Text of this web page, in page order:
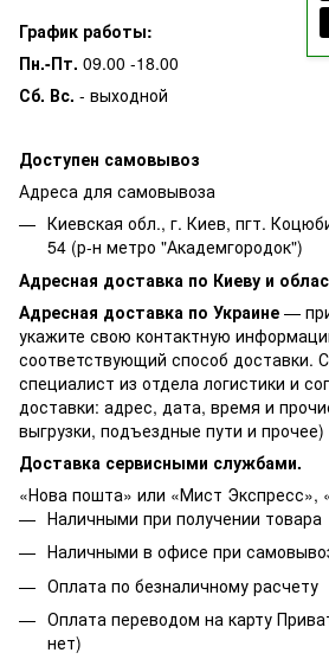
График работы:
Пн.-Пт. 09.00 -18.00
Сб. Вс. - выходной
Доступен самовывоз
Адреса для самовывоза
Киевская обл., г. Киев, пгт.
54 (р-н метро "Академгородок")
Адресная доставка по Киеву и
Адресная доставка по Украине —
укажите свою контактную
соответствующий способ доставки.
специалист из отдела логистики и
доставки: адрес, дата, время и
выгрузки, подъездные пути и прочее)
Доставка сервисными службами.
«Нова пошта» или «Мист Экспресс»,
Наличными при получении товара
Наличными в офисе при
Оплата по безналичному расчету
Оплата переводом на карту
нет)